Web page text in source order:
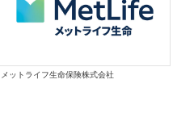
メットライフ生命保険株式会社